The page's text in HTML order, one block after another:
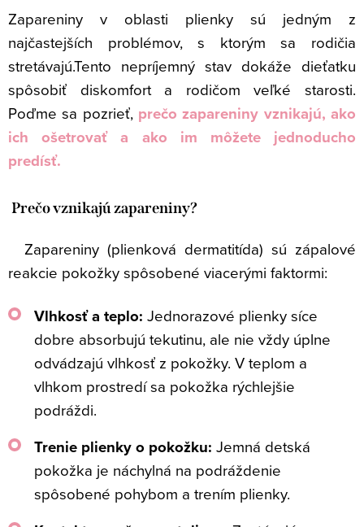
Zapareniny v oblasti plienky sú jedným z
najčastejších problémov, s ktorým sa rodičia
stretávajú.Tento nepríjemný stav dokáže dieťatku
spôsobiť diskomfort a rodičom veľké starosti.
Poďme sa pozrieť, prečo zapareniny vznikajú, ako
ich ošetrovať a ako im môžete jednoducho
predísť.
Prečo vznikajú zapareniny?
Zapareniny (plienková dermatitída) sú zápalové
reakcie pokožky spôsobené viacerými faktormi:
Vlhkosť a teplo: Jednorazové plienky síce
dobre absorbujú tekutinu, ale nie vždy úplne
odvádzajú vlhkosť z pokožky. V teplom a
vlhkom prostredí sa pokožka rýchlejšie
podráždi.
Trenie plienky o pokožku: Jemná detská
pokožka je náchylná na podráždenie
spôsobené pohybom a trením plienky.